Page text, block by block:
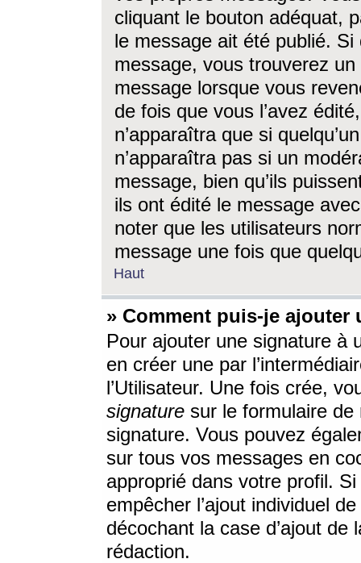
cliquant le bouton adéquat,
le message ait été publié. Si
message, vous trouverez
message lorsque vous
de fois que vous l’avez
n’apparaîtra que si
n’apparaîtra pas si un
message, bien qu’ils
ils ont édité le message
noter que les utilisateurs
message une fois que
Haut
» Comment puis-je ajouter
Pour ajouter une signature à
en créer une par
l’Utilisateur. Une fois crée,
signature sur le formulaire de
signature. Vous pouvez
sur tous vos messages en
approprié dans votre profil.
empêcher l’ajout individuel
décochant la case d’ajout
rédaction.